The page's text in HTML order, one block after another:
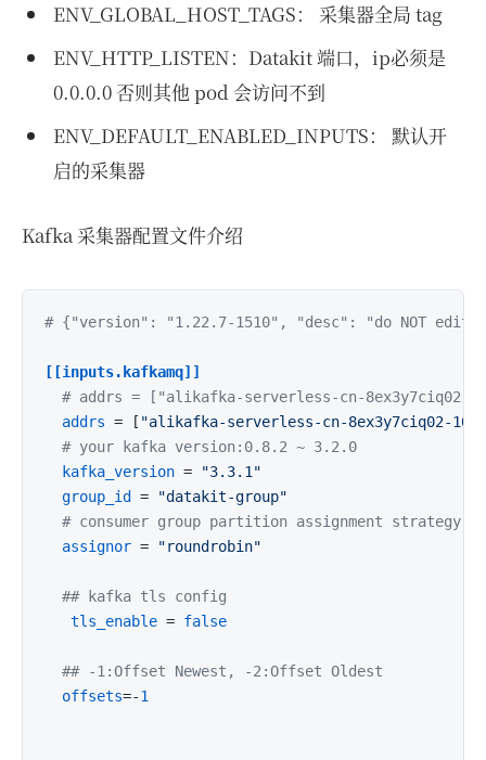
ENV_GLOBAL_HOST_TAGS： 采集器全局 tag
ENV_HTTP_LISTEN：Datakit 端口，ip必须是
0.0.0.0 否则其他 pod 会访问不到
ENV_DEFAULT_ENABLED_INPUTS： 默认开
启的采集器
Kafka 采集器配置文件介绍
# {"version": "1.22.7-1510", "desc": "do NOT
[[inputs.kafkamq]]
# addrs = ["alikafka-serverless-cn-8ex3y7ciq02-
addrs = [ "alikafka-serverless-cn-8ex3y7ciq02-
# your kafka version:0.8.2 ~ 3.2.0
kafka_version =
"3.3.1"
group_id =
"datakit-group"
# consumer group partition assignment strategy
assignor = "roundrobin"
## kafka tls config
tls_enable = false
## -1:Offset Newest, -2:Offset Oldest
offsets=-1